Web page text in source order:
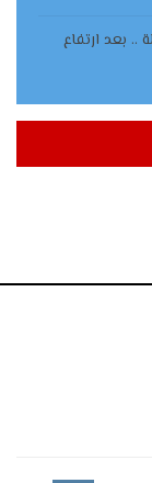
.. بعد ارتفاع